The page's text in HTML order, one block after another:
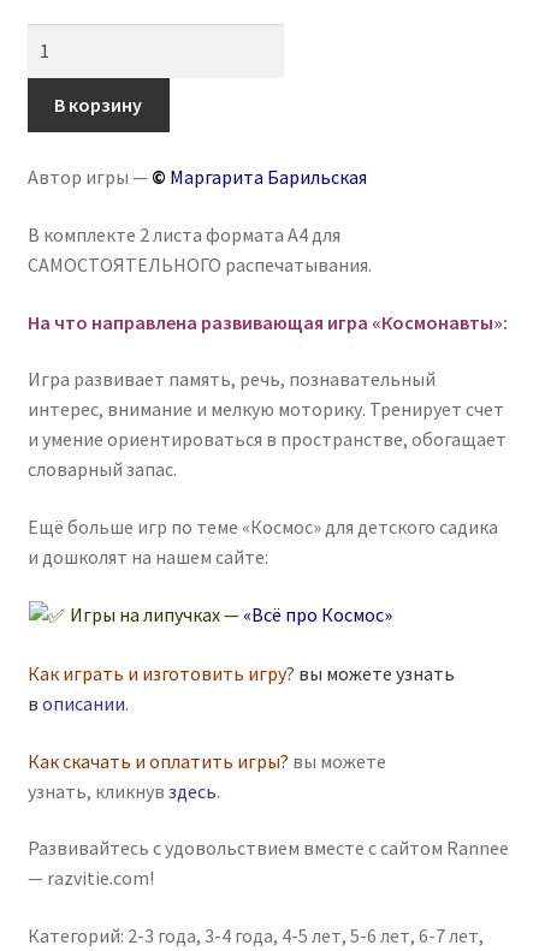
Игра
на
«Космонавты».
В корзину
Автор игры — © Маргарита Барильская
В комплекте 2 листа формата А4 для
САМОСТОЯТЕЛЬНОГО распечатывания.
На что направлена развивающая игра «Космонавты»:
Игра развивает память, речь, познавательный
интерес, внимание и мелкую моторику. Тренирует счет
и умение ориентироваться в пространстве, обогащает
словарный запас.
Ещё больше игр по теме «Космос» для детского садика
и дошколят на нашем сайте:
Игры на липучках — «Всё про Космос»
Как играть и изготовить игру? вы можете узнать
в описании.
Как скачать и оплатить игры? вы можете
узнать, кликнув здесь.
Развивайтесь с удовольствием вместе с сайтом Rannee
— razvitie.com!
Категорий: 2-3 года, 3-4 года, 4-5 лет, 5-6 лет, 6-7 лет,